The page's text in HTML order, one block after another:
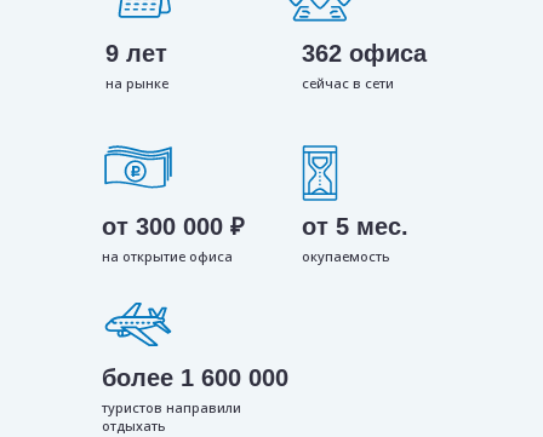
на рынке
9 лет 362 офиса
от 300 000 ₽ от 5 мес.
более 1 600 000
сейчас в сети
на открытие офиса окупаемость
туристов направили
отдыхать